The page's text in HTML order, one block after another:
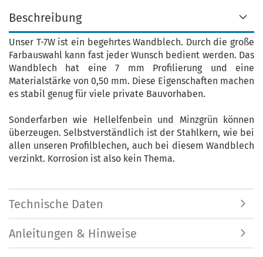
Beschreibung
Unser T-7W ist ein begehrtes Wandblech. Durch die große
Farbauswahl kann fast jeder Wunsch bedient werden. Das
Wandblech hat eine 7 mm Profilierung und eine
Materialstärke von 0,50 mm. Diese Eigenschaften machen
es stabil genug für viele private Bauvorhaben.
Sonderfarben wie Hellelfenbein und Minzgrün können
überzeugen. Selbstverständlich ist der Stahlkern, wie bei
allen unseren Profilblechen, auch bei diesem Wandblech
verzinkt. Korrosion ist also kein Thema.
Technische Daten
Anleitungen & Hinweise